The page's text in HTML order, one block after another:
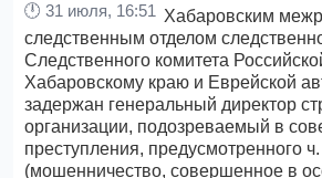
🕛31 июля, 16:51 Хабаровским
следственным отделом
Следственного комитета
Хабаровскому краю и Еврейской
задержан генеральный директор
организации, подозреваемый в
преступления, предусмотренного
(мошенничество, совершенное в